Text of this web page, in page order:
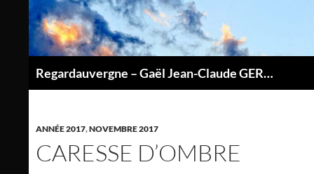
contenu
Regardauvergne – Gaël Jean-Claude GERARD
ANNÉE 2017,NOVEMBRE 2017
CARESSE D’OMBRE